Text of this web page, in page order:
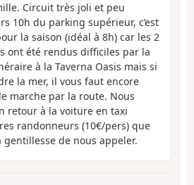
Circuit très joli et peu
10h du parking supérieur, c’est
la saison (idéal à 8h) car les 2
ont été rendus difficiles par la
à la Taverna Oasis mais si
la mer, il vous faut encore
marche par la route. Nous
retour à la voiture en taxi
randonneurs (10€/pers) que
de nous appeler.